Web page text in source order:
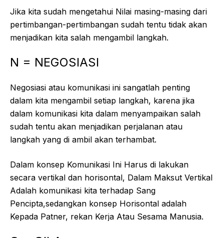
Jika kita sudah mengetahui Nilai masing-masing dari
pertimbangan-pertimbangan sudah tentu tidak akan
menjadikan kita salah mengambil langkah.
N = NEGOSIASI
Negosiasi atau komunikasi ini sangatlah penting
dalam kita mengambil setiap langkah, karena jika
dalam komunikasi kita dalam menyampaikan salah
sudah tentu akan menjadikan perjalanan atau
langkah yang di ambil akan terhambat.
Dalam konsep Komunikasi Ini Harus di lakukan
secara vertikal dan horisontal, Dalam Maksut Vertikal
Adalah komunikasi kita terhadap Sang
Pencipta,sedangkan konsep Horisontal adalah
Kepada Patner, rekan Kerja Atau Sesama Manusia.